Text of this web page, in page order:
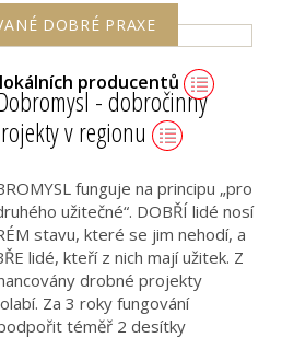
DOBRÉ PRAXE
producentů
- dobročinný
v regionu
funguje na principu „pro
užitečné“. DOBŘÍ lidé nosí
stavu, které se jim nehodí, a
lidé, kteří z nich mají užitek. Z
drobné projekty
Za 3 roky fungování
téměř 2 desítky